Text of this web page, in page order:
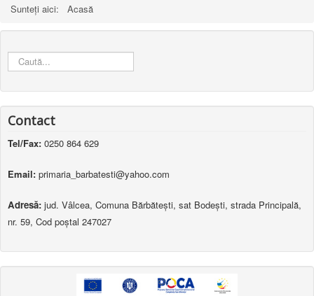
Sunteți aici: Acasă
...
Contact
Tel/Fax: 0250 864 629
Email: primaria_barbatesti@yahoo.com
Adresă: jud. Vâlcea, Comuna Bărbătești, sat Bodești, strada Principală,
nr. 59, Cod poștal 247027